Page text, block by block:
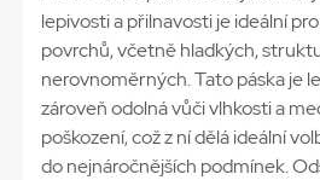
lepivosti a přilnavosti je ideální
povrchů, včetně hladkých,
nerovnoměrných. Tato páska je
zároveň odolná vůči vlhkosti a
poškození, což z ní dělá ideální
do nejnáročnějších podmínek.